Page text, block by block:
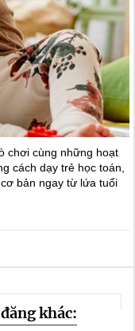
chơi cùng những hoạt
cách dạy trẻ học toán,
bản ngay từ lứa tuổi
khác: